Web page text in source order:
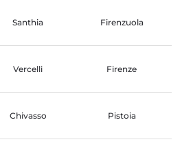
Santhia Firenzuola
Vercelli Firenze
Chivasso Pistoia